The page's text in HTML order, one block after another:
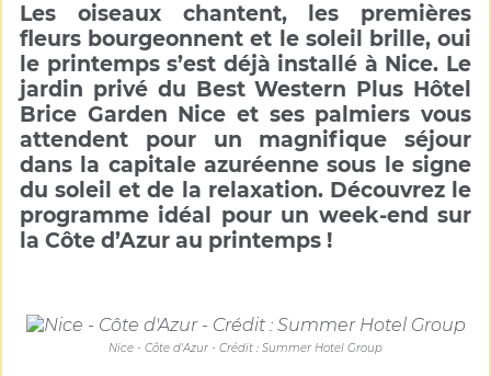
Les oiseaux chantent, les premières
fleurs bourgeonnent et le soleil brille, oui
le printemps s’est déjà installé à Nice. Le
jardin privé du Best Western Plus Hôtel
Brice Garden Nice et ses palmiers vous
attendent pour un magnifique séjour
dans la capitale azuréenne sous le signe
du soleil et de la relaxation. Découvrez le
programme idéal pour un week-end sur
la Côte d’Azur au printemps !
Nice - Côte d'Azur - Crédit : Summer Hotel Group